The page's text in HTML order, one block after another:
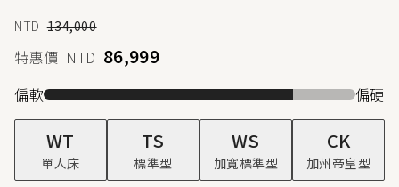
NTD 134,000
特惠價 NTD 86,999
偏軟 偏硬
WT
單人床
TS
標準型
WS
加寬標準型
CK
加州帝皇型